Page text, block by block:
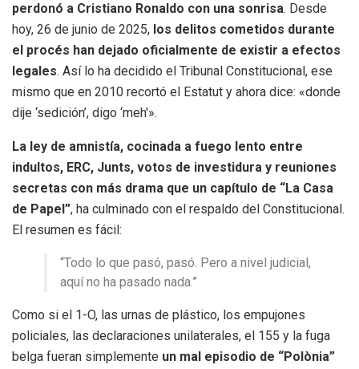
perdonó a Cristiano Ronaldo con una sonrisa. Desde
hoy, 26 de junio de 2025, los delitos cometidos durante
el procés han dejado oficialmente de existir a efectos
legales. Así lo ha decidido el Tribunal Constitucional, ese
mismo que en 2010 recortó el Estatut y ahora dice: «donde
dije ‘sedición’, digo ‘meh'».
La ley de amnistía, cocinada a fuego lento entre
indultos, ERC, Junts, votos de investidura y reuniones
secretas con más drama que un capítulo de “La Casa
de Papel”, ha culminado con el respaldo del Constitucional.
El resumen es fácil:
“Todo lo que pasó, pasó. Pero a nivel judicial,
aquí no ha pasado nada.”
Como si el 1-O, las urnas de plástico, los empujones
policiales, las declaraciones unilaterales, el 155 y la fuga
belga fueran simplemente un mal episodio de “Polònia”